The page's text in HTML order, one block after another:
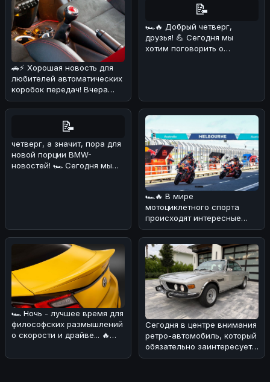
🚗⚡ Хорошая новость для
любителей автоматических
коробок передач! Вчера
стало известно, что еще
один
📝
🏎🔥 Добрый четверг,
друзья! 💪 Сегодня мы
хотим поговорить о
📝
четверг, а значит, пора для
новой порции BMW-
новостей! 🏎 Сегодня мы
🏎🔥 В мире
мотоциклетного спорта
происходят интересные
изменения! 💪 В
преддверии нового сезона
Wor
🏎 Ночь - лучшее время для
философских размышлений
о скорости и драйве... 🔥
Сегодня в центре внимания
ретро-автомобиль, который
обязательно заинтересует
поклонников BMW! 🏎Речь